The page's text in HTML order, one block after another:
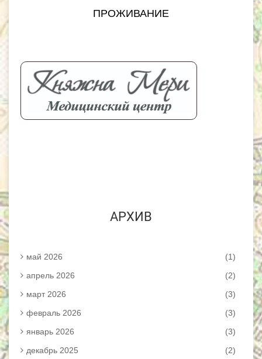
ПРОЖИВАНИЕ
АРХИВ
май 2026
(1)
апрель 2026
(2)
март 2026
(3)
февраль 2026
(3)
январь 2026
(3)
декабрь 2025
(2)